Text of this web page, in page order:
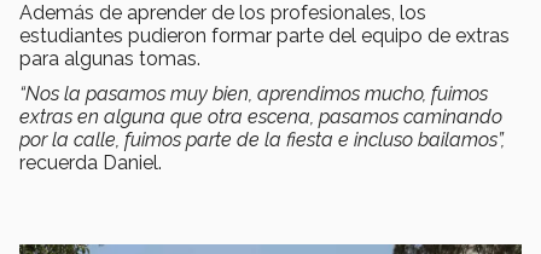
Además de aprender de los profesionales, los
estudiantes pudieron formar parte del equipo de extras
para algunas tomas.
“Nos la pasamos muy bien, aprendimos mucho, fuimos
extras en alguna que otra escena, pasamos caminando
por la calle, fuimos parte de la fiesta e incluso bailamos”,
recuerda Daniel.